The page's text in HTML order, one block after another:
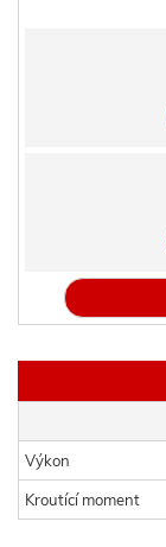
Výkon
Kroutící moment